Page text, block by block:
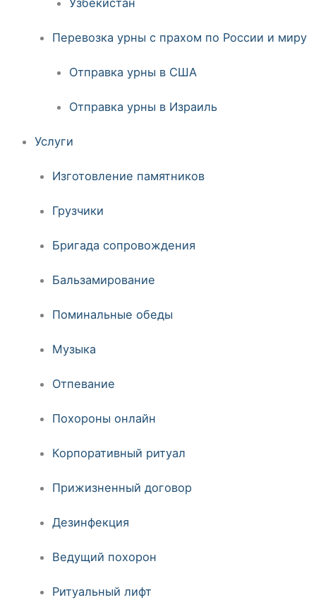
Перевозка урны с прахом по России и миру
Отправка урны в США
Отправка урны в Израиль
Услуги
Изготовление памятников
Грузчики
Бригада сопровождения
Бальзамирование
Поминальные обеды
Музыка
Отпевание
Похороны онлайн
Корпоративный ритуал
Прижизненный договор
Дезинфекция
Ведущий похорон
Ритуальный лифт